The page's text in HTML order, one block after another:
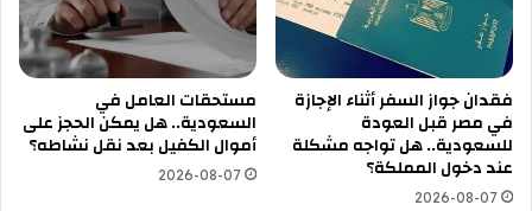
فقدان جواز السفر أثناء الإجازة
في مصر قبل العودة
للسعودية.. هل تواجه مشكلة
عند دخول المملكة؟
2026-08-07
مستحقات العامل في
السعودية.. هل يمكن الحجز على
أموال الكفيل بعد نقل نشاطه؟
2026-08-07